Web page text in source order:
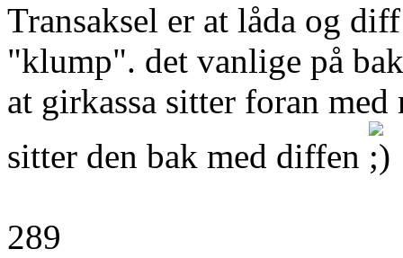
Transaksel er at låda og
"klump". det vanlige på
at girkassa sitter foran
sitter den bak med diffen
289